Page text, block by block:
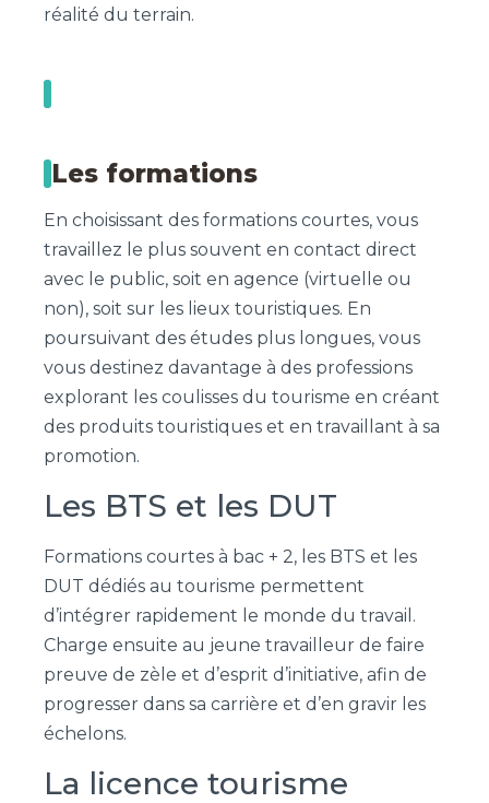
réalité du terrain.
Les formations
En choisissant des formations courtes, vous
travaillez le plus souvent en contact direct
avec le public, soit en agence (virtuelle ou
non), soit sur les lieux touristiques. En
poursuivant des études plus longues, vous
vous destinez davantage à des professions
explorant les coulisses du tourisme en créant
des produits touristiques et en travaillant à sa
promotion.
Les BTS et les DUT
Formations courtes à bac + 2, les BTS et les
DUT dédiés au tourisme permettent
d’intégrer rapidement le monde du travail.
Charge ensuite au jeune travailleur de faire
preuve de zèle et d’esprit d’initiative, afin de
progresser dans sa carrière et d’en gravir les
échelons.
La licence tourisme